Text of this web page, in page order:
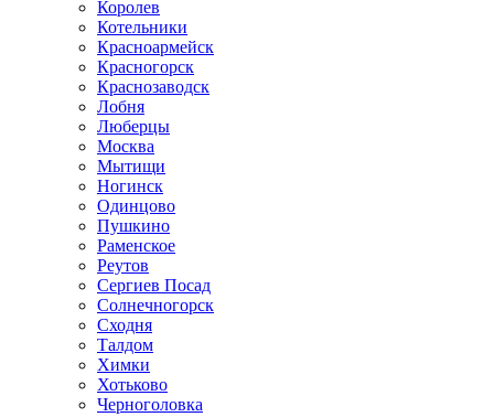
Королев
Котельники
Красноармейск
Красногорск
Краснозаводск
Лобня
Люберцы
Москва
Мытищи
Ногинск
Одинцово
Пушкино
Раменское
Реутов
Сергиев Посад
Солнечногорск
Сходня
Талдом
Химки
Хотьково
Черноголовка